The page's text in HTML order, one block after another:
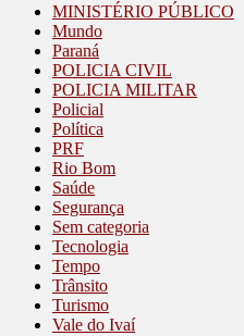
MINISTÉRIO PÚBLICO
Mundo
Paraná
POLICIA CIVIL
POLICIA MILITAR
Policial
Política
PRF
Rio Bom
Saúde
Segurança
Sem categoria
Tecnologia
Tempo
Trânsito
Turismo
Vale do Ivaí